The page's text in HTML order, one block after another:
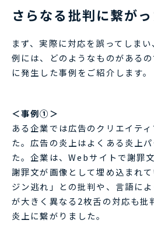
さらなる批判に繋が
まず、実際に対応を誤ってしま
例には、どのようなものがある
に発生した事例をご紹介します。
＜事例①＞
ある企業では広告のクリエイテ
た。広告の炎上はよくある炎上
た。企業は、Webサイトで謝罪
謝罪文が画像として埋め込まれ
ジン逃れ」との批判や、言語に
が大きく異なる2枚舌の対応も批
炎上に繋がりました。